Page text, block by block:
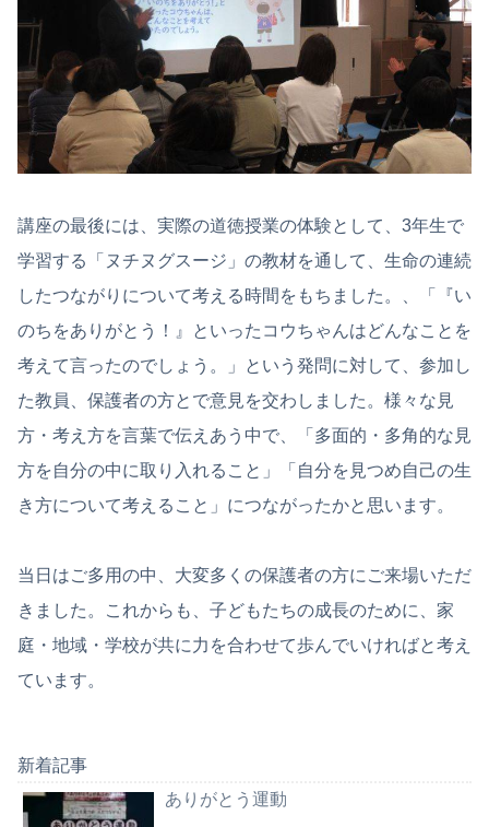
講座の最後には、実際の道徳授業の体験として、3年生で
学習する「ヌチヌグスージ」の教材を通して、生命の連続
したつながりについて考える時間をもちました。、「『い
のちをありがとう！』といったコウちゃんはどんなことを
考えて言ったのでしょう。」という発問に対して、参加し
た教員、保護者の方とで意見を交わしました。様々な見
方・考え方を言葉で伝えあう中で、「多面的・多角的な見
方を自分の中に取り入れること」「自分を見つめ自己の生
き方について考えること」につながったかと思います。
当日はご多用の中、大変多くの保護者の方にご来場いただ
きました。これからも、子どもたちの成長のために、家
庭・地域・学校が共に力を合わせて歩んでいければと考え
ています。
新着記事
ありがとう運動